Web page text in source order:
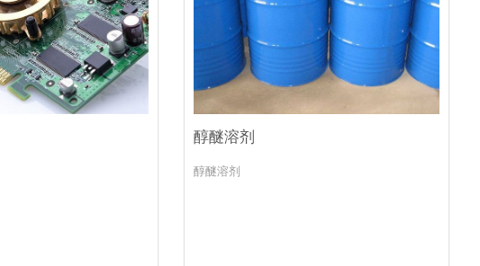
醇醚溶剂
醇醚溶剂